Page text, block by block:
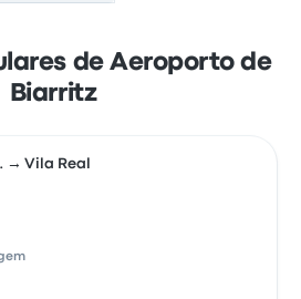
de Aeroporto de
Biarritz
→ Vila Real